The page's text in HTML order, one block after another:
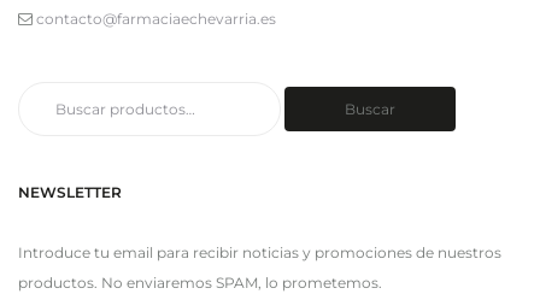
contacto@farmaciaechevarria.es
Buscar
NEWSLETTER
Introduce tu email para recibir noticias y promociones de nuestros
productos. No enviaremos SPAM, lo prometemos.